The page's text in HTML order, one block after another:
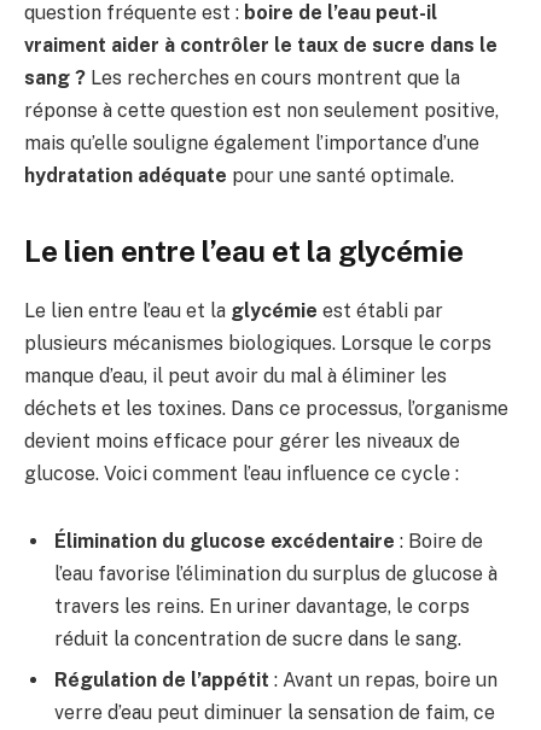
question fréquente est : boire de l’eau peut-il
vraiment aider à contrôler le taux de sucre dans le
sang ? Les recherches en cours montrent que la
réponse à cette question est non seulement positive,
mais qu’elle souligne également l’importance d’une
hydratation adéquate pour une santé optimale.
Le lien entre l’eau et la glycémie
Le lien entre l’eau et la glycémie est établi par
plusieurs mécanismes biologiques. Lorsque le corps
manque d’eau, il peut avoir du mal à éliminer les
déchets et les toxines. Dans ce processus, l’organisme
devient moins efficace pour gérer les niveaux de
glucose. Voici comment l’eau influence ce cycle :
Élimination du glucose excédentaire : Boire de
l’eau favorise l’élimination du surplus de glucose à
travers les reins. En uriner davantage, le corps
réduit la concentration de sucre dans le sang.
Régulation de l’appétit : Avant un repas, boire un
verre d’eau peut diminuer la sensation de faim, ce